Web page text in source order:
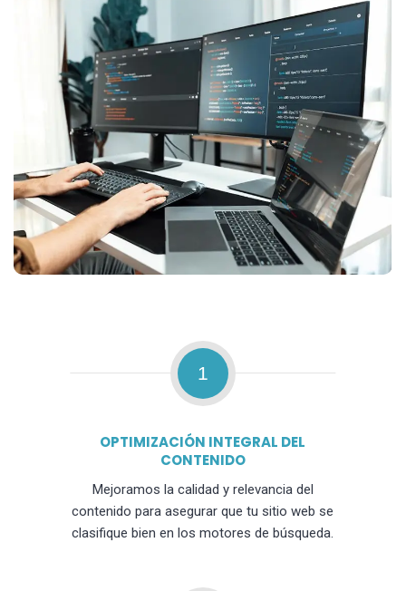
1
OPTIMIZACIÓN INTEGRAL DEL
CONTENIDO
Mejoramos la calidad y relevancia del
contenido para asegurar que tu sitio web se
clasifique bien en los motores de búsqueda.